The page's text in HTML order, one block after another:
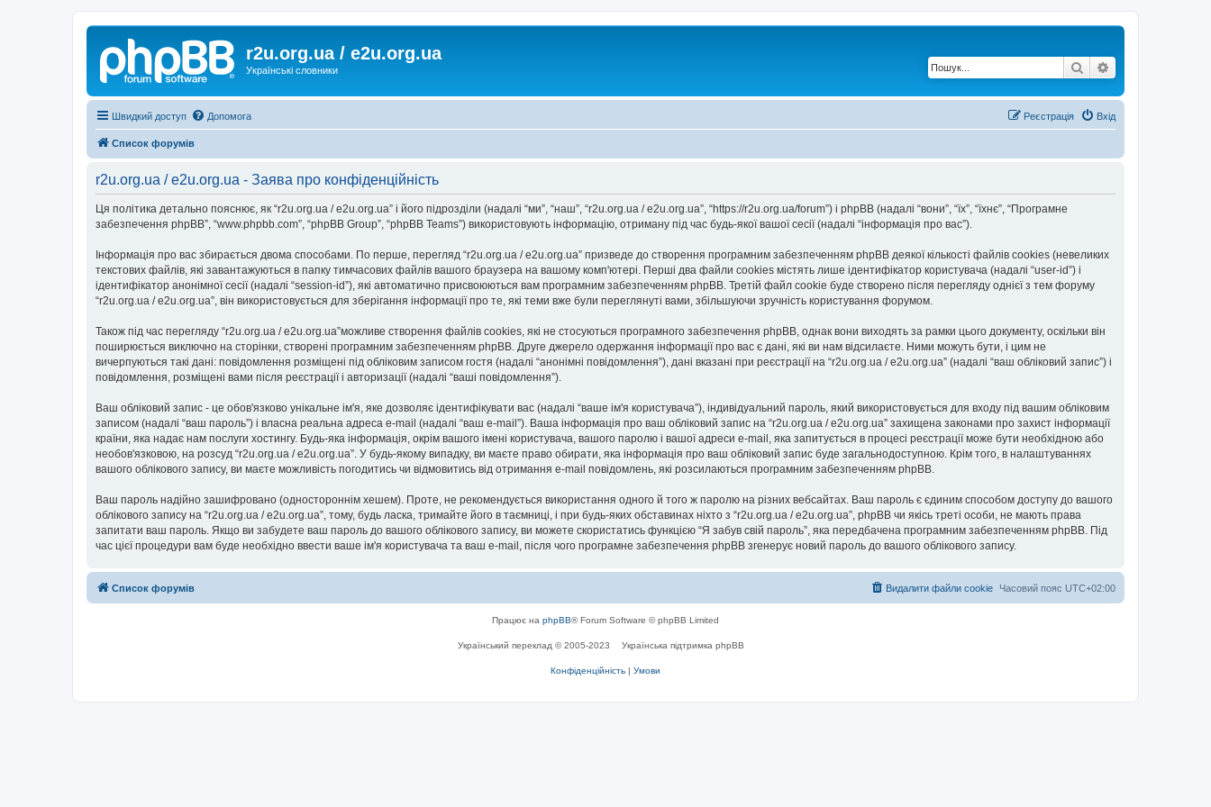
r2u.org.ua / e2u.org.ua
Українські словники Пошук
Швидкий доступ Допомога Вхід
Реєстрація
Список форумів
r2u.org.ua / e2u.org.ua - Заява про конфіденційність
Ця політика детально пояснює, як “r2u.org.ua / e2u.org.ua” і його підрозділи (надалі “ми”, “наш”, “r2u.org.ua / e2u.org.ua”, “https://r2u.org.ua/forum”) і phpBB (надалі “вони”, “їх”, “їхнє”, “Програмне
забезпечення phpBB”, “www.phpbb.com”, “phpBB Group”, “phpBB Teams”) використовують інформацію, отриману під час будь-якої вашої сесії (надалі “інформація про вас”).
Інформація про вас збирається двома способами. По перше, перегляд “r2u.org.ua / e2u.org.ua” призведе до створення програмним забезпеченням phpBB деякої кількості файлів cookies (невеликих
текстових файлів, які завантажуються в папку тимчасових файлів вашого браузера на вашому комп'ютері. Перші два файли cookies містять лише ідентифікатор користувача (надалі “user-id”) і
ідентифікатор анонімної сесії (надалі “session-id”), які автоматично присвоюються вам програмним забезпеченням phpBB. Третій файл cookie буде створено після перегляду однієї з тем форуму
“r2u.org.ua / e2u.org.ua”, він використовується для зберігання інформації про те, які теми вже були переглянуті вами, збільшуючи зручність користування форумом.
Також під час перегляду “r2u.org.ua / e2u.org.ua”можливе створення файлів cookies, які не стосуються програмного забезпечення phpBB, однак вони виходять за рамки цього документу, оскільки він
поширюється виключно на сторінки, створені програмним забезпеченням phpBB. Друге джерело одержання інформації про вас є дані, які ви нам відсилаєте. Ними можуть бути, і цим не
вичерпуються такі дані: повідомлення розміщені під обліковим записом гостя (надалі “анонімні повідомлення”), дані вказані при реєстрації на “r2u.org.ua / e2u.org.ua” (надалі “ваш обліковий запис”) і
повідомлення, розміщені вами після реєстрації і авторизації (надалі “ваші повідомлення”).
Ваш обліковий запис - це обов'язково унікальне ім'я, яке дозволяє ідентифікувати вас (надалі “ваше ім'я користувача”), індивідуальний пароль, який використовується для входу під вашим обліковим
записом (надалі “ваш пароль”) і власна реальна адреса e-mail (надалі “ваш e-mail”). Ваша інформація про ваш обліковий запис на “r2u.org.ua / e2u.org.ua” захищена законами про захист інформації
країни, яка надає нам послуги хостингу. Будь-яка інформація, окрім вашого імені користувача, вашого паролю і вашої адреси e-mail, яка запитується в процесі реєстрації може бути необхідною або
необов'язковою, на розсуд “r2u.org.ua / e2u.org.ua”. У будь-якому випадку, ви маєте право обирати, яка інформація про ваш обліковий запис буде загальнодоступною. Крім того, в налаштуваннях
вашого облікового запису, ви маєте можливість погодитись чи відмовитись від отримання e-mail повідомлень, які розсилаються програмним забезпеченням phpBB.
Ваш пароль надійно зашифровано (одностороннім хешем). Проте, не рекомендується використання одного й того ж паролю на різних вебсайтах. Ваш пароль є єдиним способом доступу до вашого
облікового запису на “r2u.org.ua / e2u.org.ua”, тому, будь ласка, тримайте його в таємниці, і при будь-яких обставинах ніхто з “r2u.org.ua / e2u.org.ua”, phpBB чи якісь треті особи, не мають права
запитати ваш пароль. Якщо ви забудете ваш пароль до вашого облікового запису, ви можете скористатись функцією “Я забув свій пароль”, яка передбачена програмним забезпеченням phpBB. Під
час цієї процедури вам буде необхідно ввести ваше ім'я користувача та ваш e-mail, після чого програмне забезпечення phpBB згенерує новий пароль до вашого облікового запису.
Список форумів Часовий пояс UTC+02:00
Видалити файли cookie
Працює на phpBB® Forum Software © phpBB Limited
Український переклад © 2005-2023 Українська підтримка phpBB
Конфіденційність | Умови